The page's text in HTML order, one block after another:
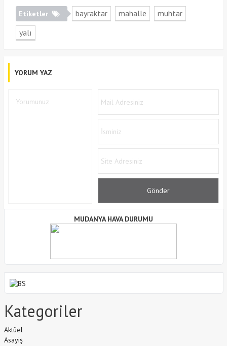
Etiketler bayraktar mahalle
muhtar
yalı
YORUM YAZ
MUDANYA HAVA DURUMU
Kategoriler
Aktüel
Asayiş